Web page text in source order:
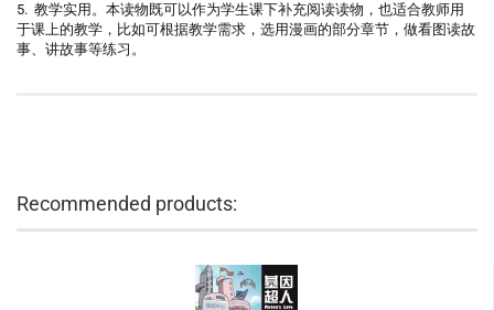
5. 教学实用。本读物既可以作为学生课下补充阅读读物，也适合教师用
于课上的教学，比如可根据教学需求，选用漫画的部分章节，做看图读故
事、讲故事等练习。
Recommended products: